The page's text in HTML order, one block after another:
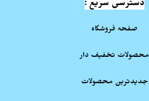
دسترسی سریع :
صفحه فروشگاه
محصولات تخفیف دار
جدیدترین محصولات